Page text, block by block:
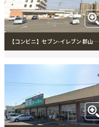
【コンビニ】セブン-イレブン 郡山堤１丁目店まで153m セブン-イレブン 郡山堤１丁目店